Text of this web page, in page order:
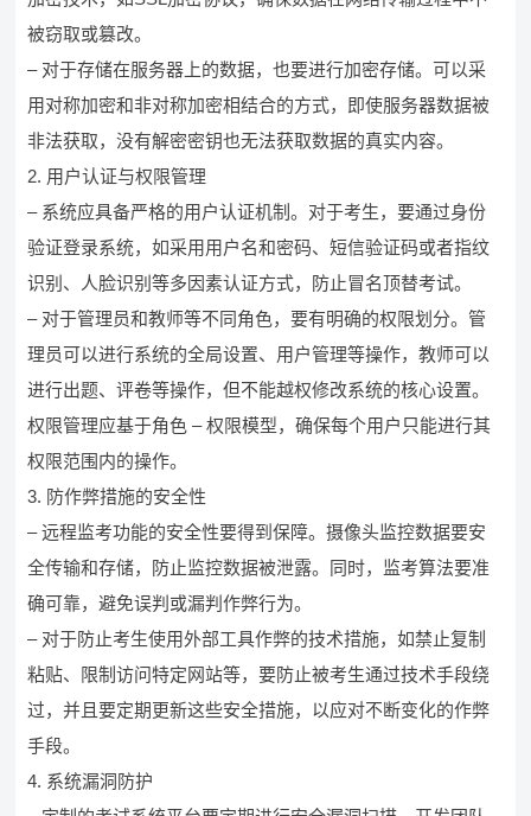
被窃取或篡改。
– 对于存储在服务器上的数据，也要进行加密存储。可以采
用对称加密和非对称加密相结合的方式，即使服务器数据被
非法获取，没有解密密钥也无法获取数据的真实内容。
2. 用户认证与权限管理
– 系统应具备严格的用户认证机制。对于考生，要通过身份
验证登录系统，如采用用户名和密码、短信验证码或者指纹
识别、人脸识别等多因素认证方式，防止冒名顶替考试。
– 对于管理员和教师等不同角色，要有明确的权限划分。管
理员可以进行系统的全局设置、用户管理等操作，教师可以
进行出题、评卷等操作，但不能越权修改系统的核心设置。
权限管理应基于角色 – 权限模型，确保每个用户只能进行其
权限范围内的操作。
3. 防作弊措施的安全性
– 远程监考功能的安全性要得到保障。摄像头监控数据要安
全传输和存储，防止监控数据被泄露。同时，监考算法要准
确可靠，避免误判或漏判作弊行为。
– 对于防止考生使用外部工具作弊的技术措施，如禁止复制
粘贴、限制访问特定网站等，要防止被考生通过技术手段绕
过，并且要定期更新这些安全措施，以应对不断变化的作弊
手段。
4. 系统漏洞防护